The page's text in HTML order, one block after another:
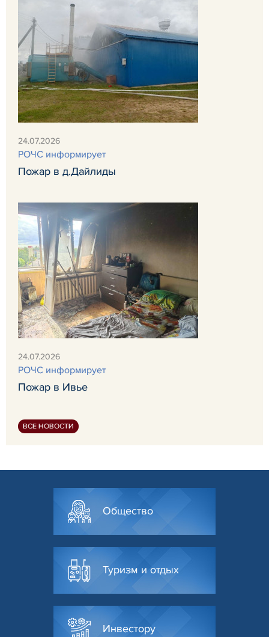
24.07.2026
РОЧС информирует
Пожар в д.Дайлиды
24.07.2026
РОЧС информирует
Пожар в Ивье
ВСЕ НОВОСТИ
Общество
Туризм и отдых
Инвестору